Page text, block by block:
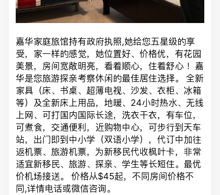
嘉华家庭旅馆持有政府执照,她给您五星级的享
受，家一样的感觉，她位置好、价格优，有花园
美景，房间宽敞明亮，看着顺心，住着舒心 ！嘉
华是您旅游探亲考察休闲的最佳居住选择。 全新
家具（床、书桌、超薄电视、沙发、衣柜、冰箱
等）及全新床上用品，地暖、24小时热水、无线
上网、可打国内国际长途，洗衣干衣，有车位，
可煮食，交通便利，近购物中心，可步行到天车
站，出门即到中小学（双语小学），代订中加往
返机票、旅游机票，为新移民代收枫叶卡，非常
适宜新移民、旅游、探亲、学生等长短住。最优
价机场接送。 价格从$45起，不同房间价格不
同,详情电话或微信咨询。